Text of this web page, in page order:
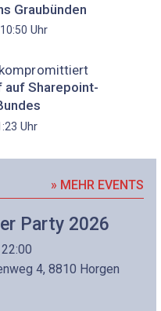
Graubünden
Uhr
auf Sharepoint-
Uhr
» MEHR EVENTS
Party 2026
4, 8810 Horgen